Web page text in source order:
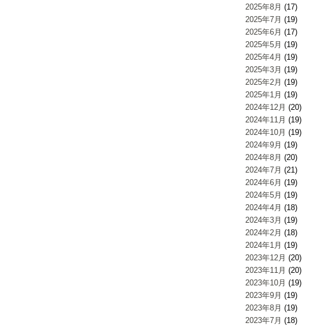
2025年8月 (17)
2025年7月 (19)
2025年6月 (17)
2025年5月 (19)
2025年4月 (19)
2025年3月 (19)
2025年2月 (19)
2025年1月 (19)
2024年12月 (20)
2024年11月 (19)
2024年10月 (19)
2024年9月 (19)
2024年8月 (20)
2024年7月 (21)
2024年6月 (19)
2024年5月 (19)
2024年4月 (18)
2024年3月 (19)
2024年2月 (18)
2024年1月 (19)
2023年12月 (20)
2023年11月 (20)
2023年10月 (19)
2023年9月 (19)
2023年8月 (19)
2023年7月 (18)